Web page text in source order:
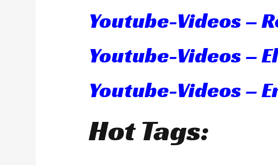
Youtube-Videos –
Youtube-Videos –
Youtube-Videos –
Hot Tags: